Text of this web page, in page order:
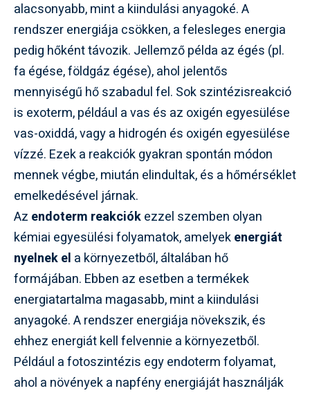
alacsonyabb, mint a kiindulási anyagoké. A
rendszer energiája csökken, a felesleges energia
pedig hőként távozik. Jellemző példa az égés (pl.
fa égése, földgáz égése), ahol jelentős
mennyiségű hő szabadul fel. Sok szintézisreakció
is exoterm, például a vas és az oxigén egyesülése
vas-oxiddá, vagy a hidrogén és oxigén egyesülése
vízzé. Ezek a reakciók gyakran spontán módon
mennek végbe, miután elindultak, és a hőmérséklet
emelkedésével járnak.
Az endoterm reakciókezzel szemben olyan
kémiai egyesülési folyamatok, amelyekenergiát
nyelnek el a környezetből, általában hő
formájában. Ebben az esetben a termékek
energiatartalma magasabb, mint a kiindulási
anyagoké. A rendszer energiája növekszik, és
ehhez energiát kell felvennie a környezetből.
Például a fotoszintézis egy endoterm folyamat,
ahol a növények a napfény energiáját használják